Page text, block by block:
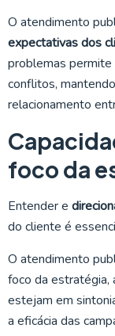
O atendimento
expectativas dos
problemas permite
conflitos,
relacionamento
foco da
Entender e
do cliente é
O atendimento
foco da estratégia,
estejam em
a eficácia das